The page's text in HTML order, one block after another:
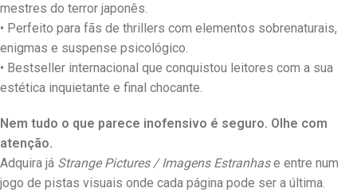
mestres do terror japonês.
• Perfeito para fãs de thrillers com elementos sobrenaturais,
enigmas e suspense psicológico.
• Bestseller internacional que conquistou leitores com a sua
estética inquietante e final chocante.
Nem tudo o que parece inofensivo é seguro. Olhe com
atenção.
Adquira já Strange Pictures / Imagens Estranhase entre num
jogo de pistas visuais onde cada página pode ser a última.